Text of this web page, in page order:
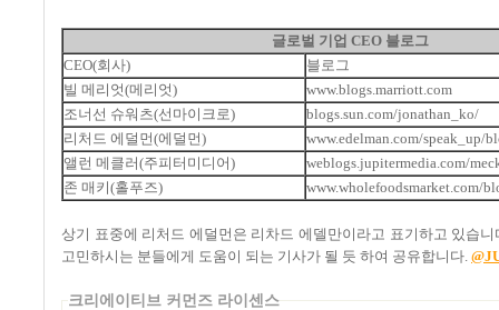
글로벌 기업 CEO 블로그
CEO(회사)
블로그
빌 메리엇(메리엇)
www.blogs.marriott.com
조너선 슈워츠(선마이크로)
blogs.sun.com/jonathan_ko/
리처드 에덜먼(에덜먼)
www.edelman.com/speak_up/
앨런 메클러(주피터미디어)
weblogs.jupitermedia.com/
존 매키(홀푸즈)
www.wholefoodsmarket.com/
상기 표중에 리처드 에덜먼은 리차드 에델만이라고 표기하고 있습니
고민하시는 분들에게 도움이 되는 기사가 될 듯 하여 공유합니다.
크리에이티브 커먼즈 라이센스